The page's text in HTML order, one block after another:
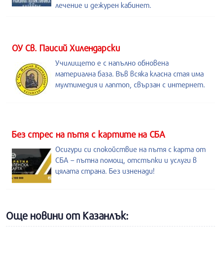
лечение и дежурен кабинет.
ОУ Св. Паисий Хилендарски
Училището е с напълно обновена
материална база. Във всяка класна стая има
мултимедия и лаптоп, свързан с интернет.
Без стрес на пътя с картите на СБА
Осигури си спокойствие на пътя с карта от
СБА – пътна помощ, отстъпки и услуги в
цялата страна. Без изненади!
Още новини от Казанлък: